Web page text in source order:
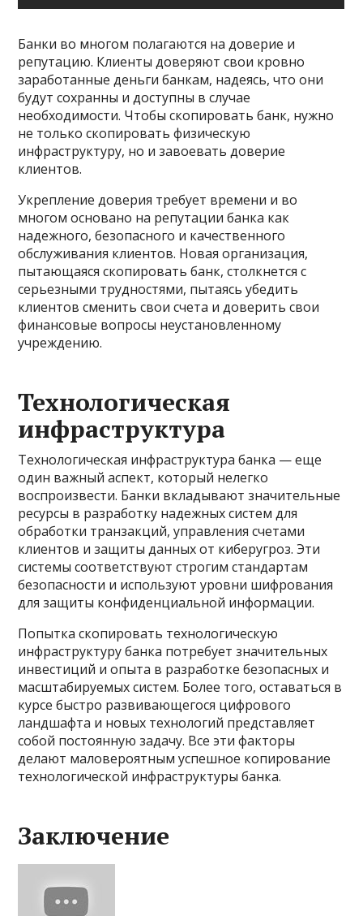
Банки во многом полагаются на доверие и
репутацию. Клиенты доверяют свои кровно
заработанные деньги банкам, надеясь, что они
будут сохранны и доступны в случае
необходимости. Чтобы скопировать банк, нужно
не только скопировать физическую
инфраструктуру, но и завоевать доверие
клиентов.
Укрепление доверия требует времени и во
многом основано на репутации банка как
надежного, безопасного и качественного
обслуживания клиентов. Новая организация,
пытающаяся скопировать банк, столкнется с
серьезными трудностями, пытаясь убедить
клиентов сменить свои счета и доверить свои
финансовые вопросы неустановленному
учреждению.
Технологическая
инфраструктура
Технологическая инфраструктура банка — еще
один важный аспект, который нелегко
воспроизвести. Банки вкладывают значительные
ресурсы в разработку надежных систем для
обработки транзакций, управления счетами
клиентов и защиты данных от киберугроз. Эти
системы соответствуют строгим стандартам
безопасности и используют уровни шифрования
для защиты конфиденциальной информации.
Попытка скопировать технологическую
инфраструктуру банка потребует значительных
инвестиций и опыта в разработке безопасных и
масштабируемых систем. Более того, оставаться в
курсе быстро развивающегося цифрового
ландшафта и новых технологий представляет
собой постоянную задачу. Все эти факторы
делают маловероятным успешное копирование
технологической инфраструктуры банка.
Заключение